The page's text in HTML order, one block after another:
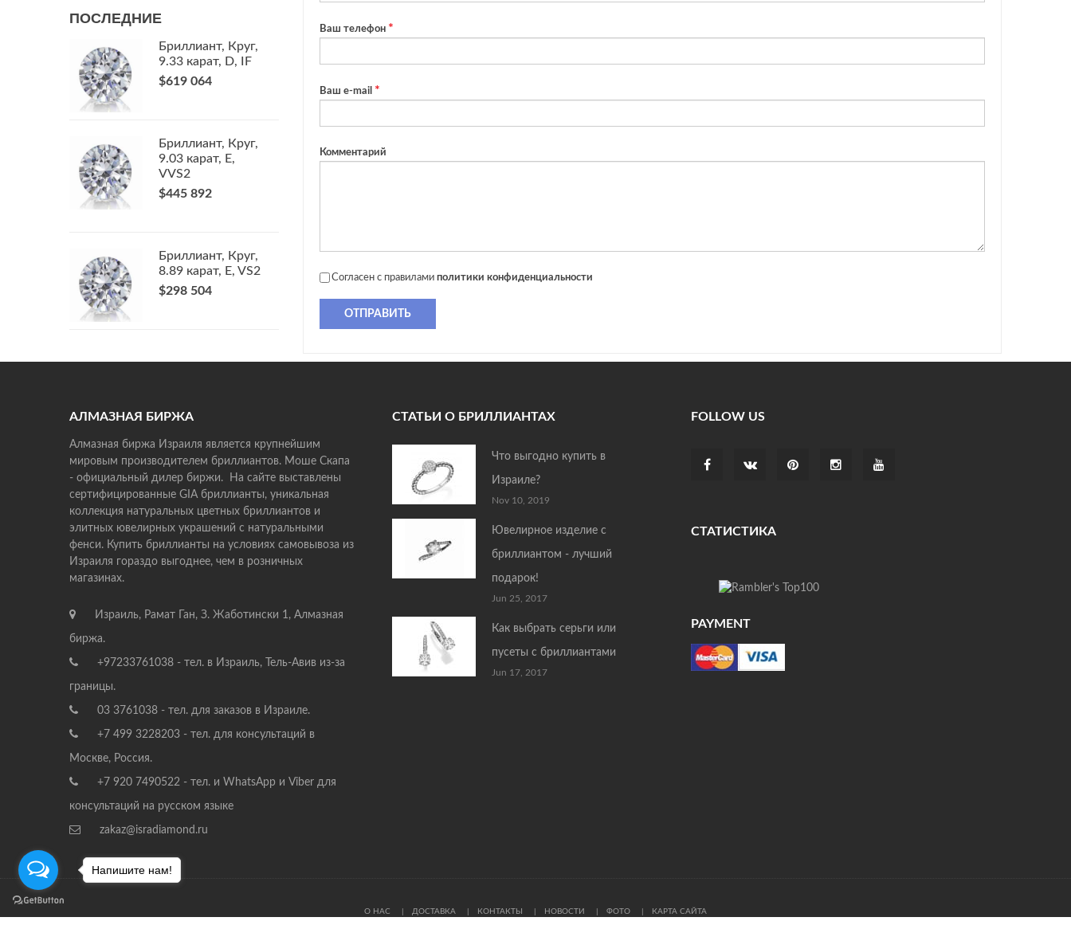
ПОСЛЕДНИЕ
Бриллиант, Круг,
9.33 карат, D, IF
$619 064
Бриллиант, Круг,
9.03 карат, E,
VVS2
$445 892
Бриллиант, Круг,
8.89 карат, E, VS2
$298 504
Ваш телефон
Ваш e-mail
Комментарий
Согласен с правилами политики конфиденциальности
ОТПРАВИТЬ
АЛМАЗНАЯ БИРЖА
Алмазная биржа Израиля является крупнейшим
мировым производителем бриллиантов. Моше Скапа
- официальный дилер биржи. На сайте выставлены
сертифицированные GIA бриллианты, уникальная
коллекция натуральных цветных бриллиантов и
элитных ювелирных украшений с натуральными
фенси. Купить бриллианты на условиях самовывоза из
Израиля гораздо выгоднее, чем в розничных
магазинах.
Израиль, Рамат Ган, З. Жаботински 1, Алмазная
биржа.
+97233761038 - тел. в Израиль, Тель-Авив из-за
границы.
03 3761038 - тел. для заказов в Израиле.
+7 499 3228203 - тел. для консультаций в
Москве, Россия.
+7 920 7490522 - тел. и WhatsApp и Viber для
консультаций на русском языке
zakaz@isradiamond.ru
СТАТЬИ О БРИЛЛИАНТАХ
Что выгодно купить в
Израиле?
Nov 10, 2019
Ювелирное изделие с
бриллиантом - лучший
подарок!
Jun 25, 2017
Как выбрать серьги или
пусеты с бриллиантами
Jun 17, 2017
FOLLOW US
СТАТИСТИКА
PAYMENT
О НАС ДОСТАВКА КОНТАКТЫ НОВОСТИ ФОТО КАРТА САЙТА
Напишите нам!